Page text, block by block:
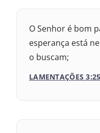
2017 – Nova
1969 – Almeida
1993 – Almeida
O Senhor é bom
esperança está
o buscam;
LAMENTAÇÕES